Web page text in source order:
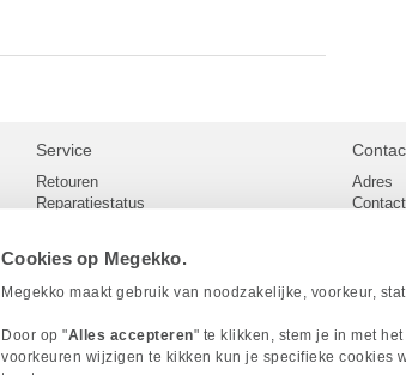
Cookies op Megekko.
Megekko maakt gebruik van noodzakelijke, voorkeur,
Door op "Alles accepteren" te klikken, stem je in met
voorkeuren wijzigen te kikken kun je specifieke cookies
Service
Retouren
Reparatiestatus
Herroepingsrecht
Betaalmethoden
Megekko builds
Toegankelijkheid
Adres